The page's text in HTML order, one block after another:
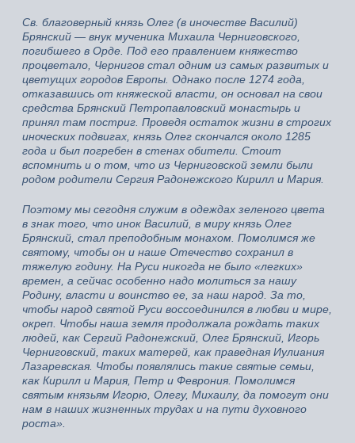
Св. благоверный князь Олег (в иночестве Василий)
Брянский — внук мученика Михаила Черниговского,
погибшего в Орде. Под его правлением княжество
процветало, Чернигов стал одним из самых развитых и
цветущих городов Европы. Однако после 1274 года,
отказавшись от княжеской власти, он основал на свои
средства Брянский Петропавловский монастырь и
принял там постриг. Проведя остаток жизни в строгих
иноческих подвигах, князь Олег скончался около 1285
года и был погребен в стенах обители. Стоит
вспомнить и о том, что из Черниговской земли были
родом родители Сергия Радонежского Кирилл и Мария.
Поэтому мы сегодня служим в одеждах зеленого цвета
в знак того, что инок Василий, в миру князь Олег
Брянский, стал преподобным монахом. Помолимся же
святому, чтобы он и наше Отечество сохранил в
тяжелую годину. На Руси никогда не было «легких»
времен, а сейчас особенно надо молиться за нашу
Родину, власти и воинство ее, за наш народ. За то,
чтобы народ святой Руси воссоединился в любви и мире,
окреп. Чтобы наша земля продолжала рождать таких
людей, как Сергий Радонежский, Олег Брянский, Игорь
Черниговский, таких матерей, как праведная Иулиания
Лазаревская. Чтобы появлялись такие святые семьи,
как Кирилл и Мария, Петр и Феврония. Помолимся
святым князьям Игорю, Олегу, Михаилу, да помогут они
нам в наших жизненных трудах и на пути духовного
роста».